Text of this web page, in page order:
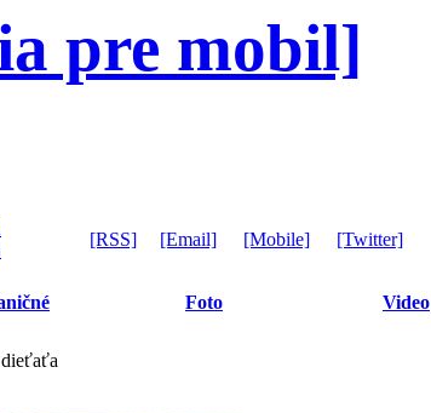
pre mobil]
[RSS] [Email] [Mobile] [Twitter]
Foto Video
dieťaťa